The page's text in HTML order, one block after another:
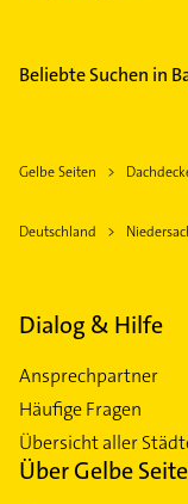
Beliebte Suchen in
Gelbe Seiten
Deutschland
Dialog & Hilfe
Ansprechpartner
Häufige Fragen
Übersicht aller
Über Gelbe